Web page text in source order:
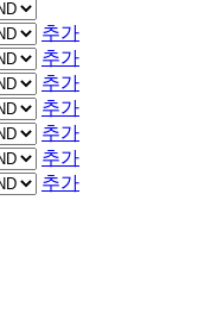
추가
추가
추가
추가
추가
추가
추가